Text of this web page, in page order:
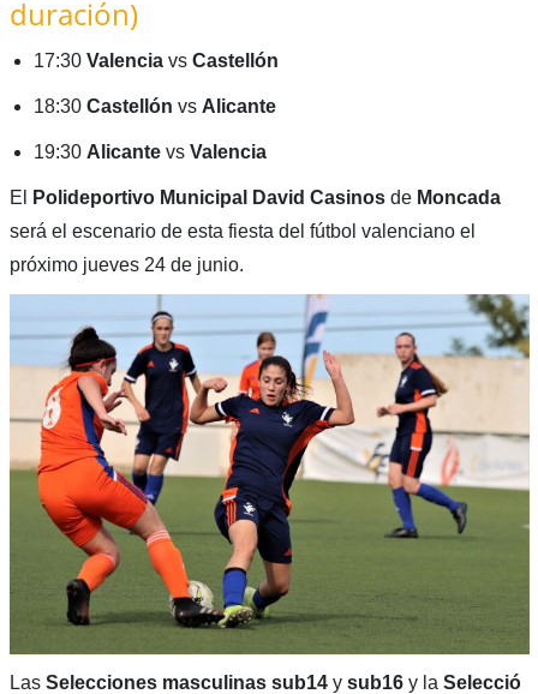
duración)
17:30 Valenciavs Castellón
18:30 Castellón vs Alicante
19:30 Alicantevs Valencia
El Polideportivo Municipal David Casinos de Moncada
será el escenario de esta fiesta del fútbol valenciano el
próximo jueves 24 de junio.
Las Selecciones masculinas sub14 y sub16y la Selecció